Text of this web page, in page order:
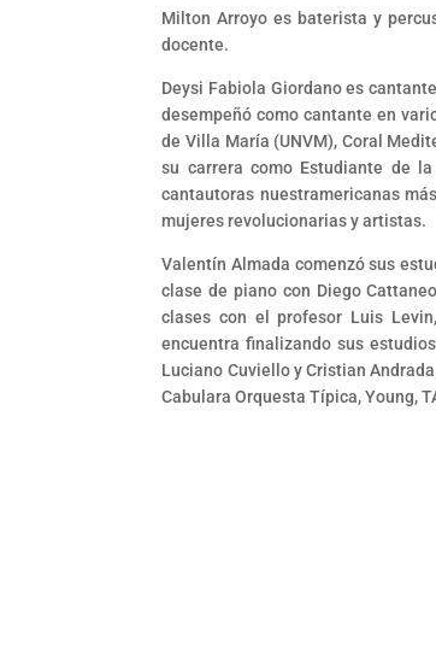
Milton Arroyo es baterista y
docente.
Deysi Fabiola Giordano es
desempeñó como cantante en
de Villa María (UNVM), Coral
su carrera como Estudiante de
cantautoras nuestramericanas
mujeres revolucionarias y artistas.
Valentín Almada comenzó sus
clase de piano con Diego
clases con el profesor Luis
encuentra finalizando sus
Luciano Cuviello y Cristian
Cabulara Orquesta Típica, Young,